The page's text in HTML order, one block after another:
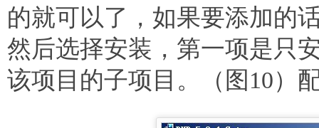
的就可以了，如果要添加的
然后选择安装，第一项是只
该项目的子项目。（图10）